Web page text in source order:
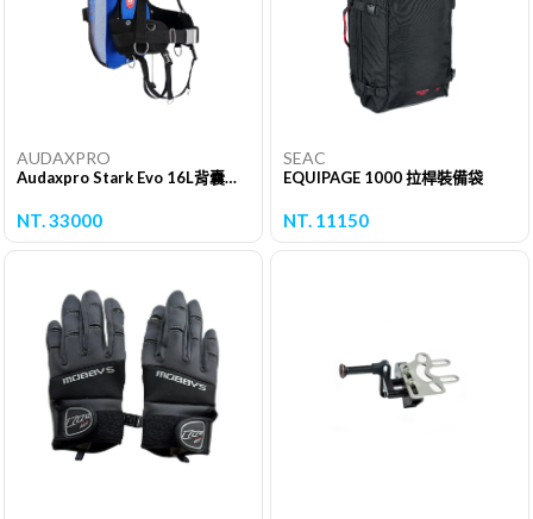
AUDAXPRO
Audaxpro Stark Evo 16L背囊式BCD (反光款)
NT. 33000
SEAC
EQUIPAGE 1000 拉桿裝備袋
NT. 11150